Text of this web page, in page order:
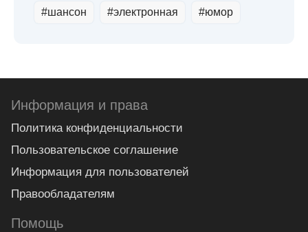
#шансон #электронная #юмор
Информация и права
Политика конфиденциальности
Пользовательское соглашение
Информация для пользователей
Правообладателям
Помощь